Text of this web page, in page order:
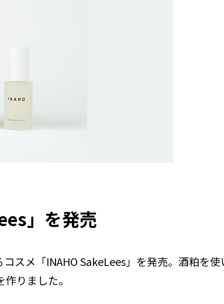
」を発売
スメ「INAHO SakeLees」を発売。酒粕を
りました。